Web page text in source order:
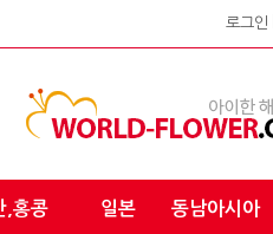
로그인
,홍콩 일본 동남아시아